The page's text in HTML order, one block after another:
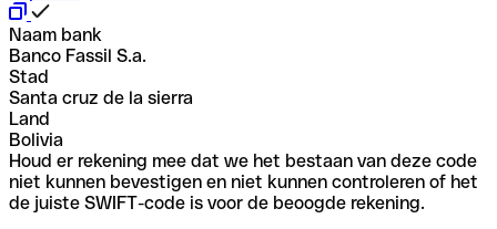
Naam bank
Banco Fassil S.a.
Stad
Santa cruz de la sierra
Land
Bolivia
Houd er rekening mee dat we het bestaan van deze code
niet kunnen bevestigen en niet kunnen controleren of het
de juiste SWIFT-code is voor de beoogde rekening.